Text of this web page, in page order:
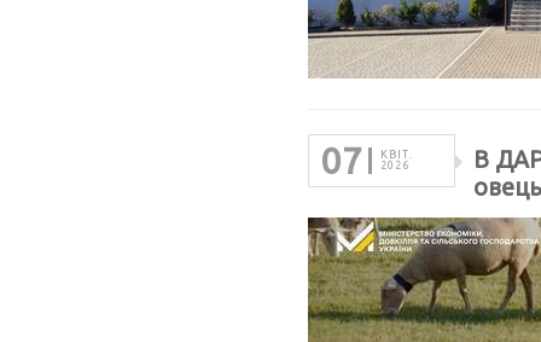
07
КВІТ.
2026
В ДАР
овець